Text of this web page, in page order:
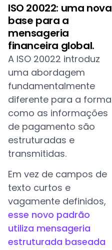
ISO 20022: uma nova
base para a
mensageria
financeira global.
A ISO 20022 introduz
uma abordagem
fundamentalmente
diferente para a forma
como as informações
de pagamento são
estruturadas e
transmitidas.
Em vez de campos de
texto curtos e
vagamente definidos,
esse novo padrão
utiliza mensageria
estruturada baseada